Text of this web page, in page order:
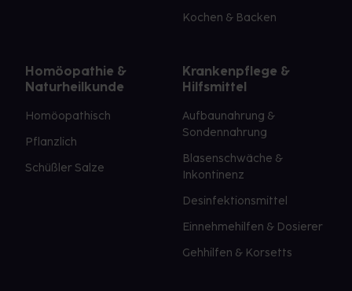
Kochen & Backen
Homöopathie &
Naturheilkunde
Homöopathisch
Pflanzlich
Schüßler Salze
Krankenpflege &
Hilfsmittel
Aufbaunahrung &
Sondennahrung
Blasenschwäche &
Inkontinenz
Desinfektionsmittel
Einnehmehilfen & Dosierer
Gehhilfen & Korsetts